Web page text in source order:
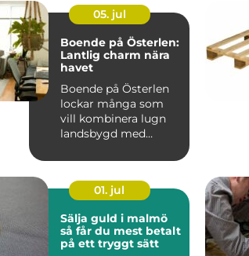
05. jul
Boende på Österlen:
Lantlig charm nära
havet
Boende på Österlen
lockar många som
vill kombinera lugn
landsbygd med
01. jul
Sälja guld i malmö
så får du mest betalt
på ett tryggt sätt